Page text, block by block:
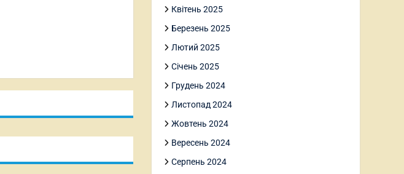
Квітень 2025
Березень 2025
Лютий 2025
Січень 2025
Грудень 2024
Листопад 2024
Жовтень 2024
Вересень 2024
Серпень 2024